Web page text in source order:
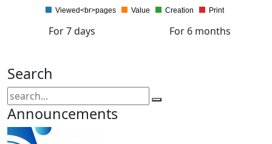
Viewed<br>pages Value Creation Print
For 7 days For 6 months
Search
Announcements